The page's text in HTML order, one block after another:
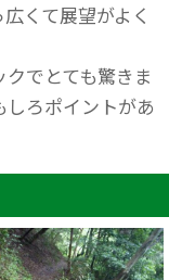
くて展望がよく
でとても驚きま
ろポイントがあ